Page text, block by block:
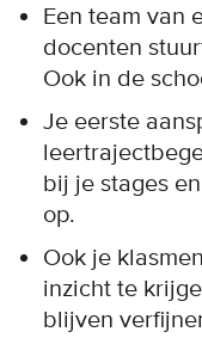
Een team van
docenten
Ook in de
Je eerste
bij je stages
op.
Ook je
inzicht te
blijven